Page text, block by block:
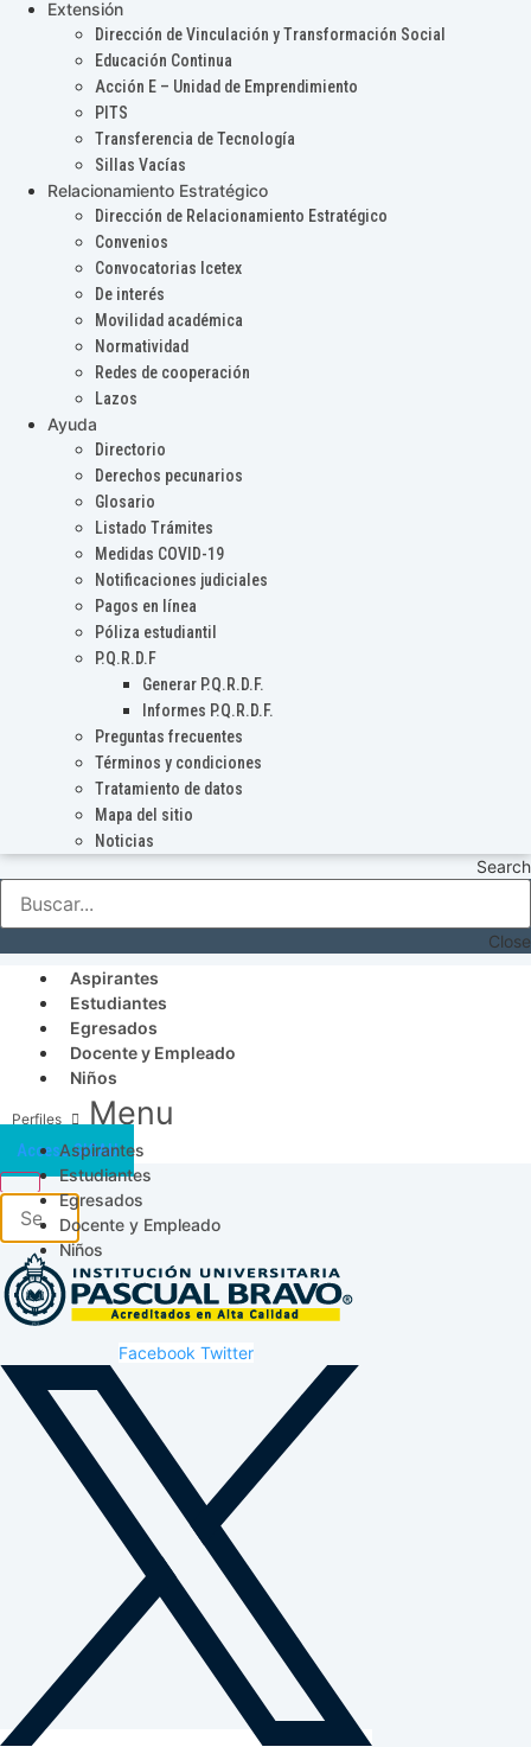
Extensión
Dirección de Vinculación y Transformación Social
Educación Continua
Acción E – Unidad de Emprendimiento
PITS
Transferencia de Tecnología
Sillas Vacías
Relacionamiento Estratégico
Dirección de Relacionamiento Estratégico
Convenios
Convocatorias Icetex
De interés
Movilidad académica
Normatividad
Redes de cooperación
Lazos
Ayuda
Directorio
Derechos pecunarios
Glosario
Listado Trámites
Medidas COVID-19
Notificaciones judiciales
Pagos en línea
Póliza estudiantil
P.Q.R.D.F
Generar P.Q.R.D.F.
Informes P.Q.R.D.F.
Preguntas frecuentes
Términos y condiciones
Tratamiento de datos
Mapa del sitio
Noticias
Search
Close
Aspirantes
Estudiantes
Egresados
Docente y Empleado
Niños
Menu
Aspirantes
Estudiantes
Egresados
Docente y Empleado
Niños
Acceso SICAU
Facebook Twitter